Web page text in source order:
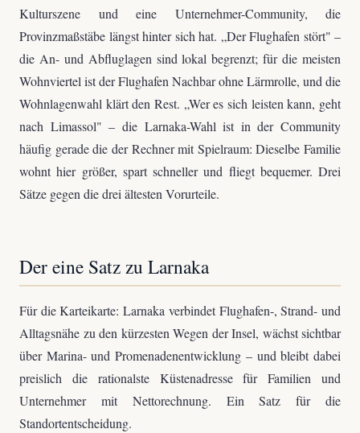
Kulturszene und eine Unternehmer-Community, die
Provinzmaßstäbe längst hinter sich hat. „Der Flughafen stört" –
die An- und Abfluglagen sind lokal begrenzt; für die meisten
Wohnviertel ist der Flughafen Nachbar ohne Lärmrolle, und die
Wohnlagenwahl klärt den Rest. „Wer es sich leisten kann, geht
nach Limassol" – die Larnaka-Wahl ist in der Community
häufig gerade die der Rechner mit Spielraum: Dieselbe Familie
wohnt hier größer, spart schneller und fliegt bequemer. Drei
Sätze gegen die drei ältesten Vorurteile.
Der eine Satz zu Larnaka
Für die Karteikarte: Larnaka verbindet Flughafen-, Strand- und
Alltagsnähe zu den kürzesten Wegen der Insel, wächst sichtbar
über Marina- und Promenadenentwicklung – und bleibt dabei
preislich die rationalste Küstenadresse für Familien und
Unternehmer mit Nettorechnung. Ein Satz für die
Standortentscheidung.